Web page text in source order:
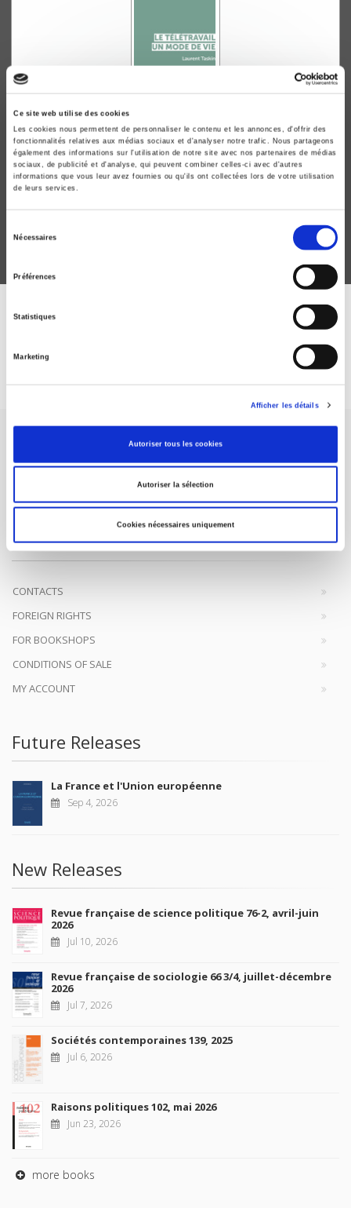
Ce site web utilise des cookies
Les cookies nous permettent de personnaliser le contenu et les annonces, d'offrir des
fonctionnalités relatives aux médias sociaux et d'analyser notre trafic. Nous partageons
également des informations sur l'utilisation de notre site avec nos partenaires de médias
sociaux, de publicité et d'analyse, qui peuvent combiner celles-ci avec d'autres
informations que vous leur avez fournies ou qu'ils ont collectées lors de votre utilisation
de leurs services.
Nécessaires
Préférences
Statistiques
Marketing
Afficher les détails
Autoriser tous les cookies
Autoriser la sélection
Cookies nécessaires uniquement
Le télétravail, un mode de vie
Laurent Taskin
SCIENCES PO UNIVERSITY PRESS has a threefold role: to publish
original research, to edit reference works for student use, and to
help public and political debate.continue
CONTACTS
FOREIGN RIGHTS
FOR BOOKSHOPS
CONDITIONS OF SALE
MY ACCOUNT
Future Releases
La France et l'Union européenne
Sep 4, 2026
New Releases
Revue française de science politique 76-2, avril-juin
2026
Jul 10, 2026
Revue française de sociologie 66 3/4, juillet-décembre
2026
Jul 7, 2026
Sociétés contemporaines 139, 2025
Jul 6, 2026
Raisons politiques 102, mai 2026
Jun 23, 2026
more books